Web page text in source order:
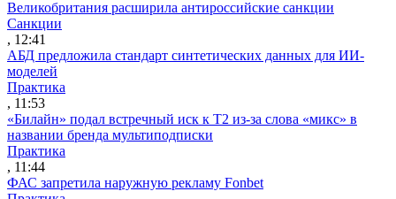
Великобритания расширила антироссийские санкции
Санкции
, 12:41
АБД предложила стандарт синтетических данных для ИИ-
моделей
Практика
, 11:53
«Билайн» подал встречный иск к Т2 из-за слова «микс» в
названии бренда мультиподписки
Практика
, 11:44
ФАС запретила наружную рекламу Fonbet